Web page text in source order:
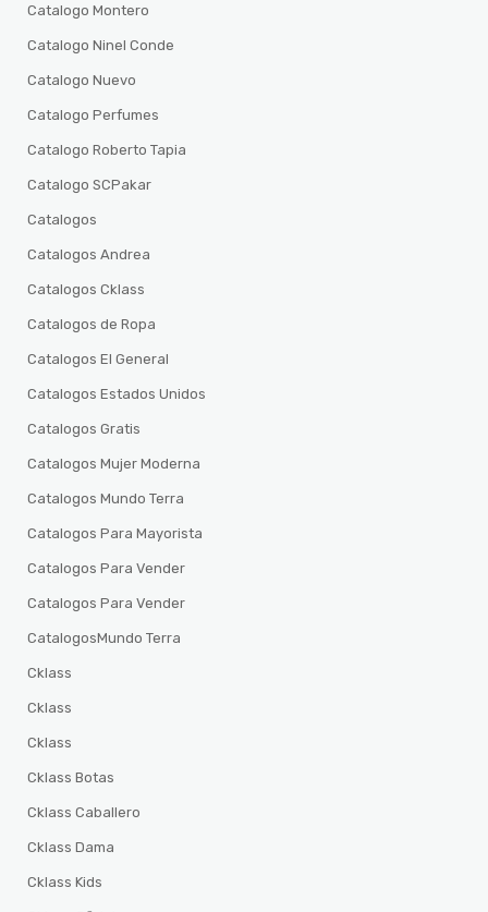
Catalogo Montero
Catalogo Ninel Conde
Catalogo Nuevo
Catalogo Perfumes
Catalogo Roberto Tapia
Catalogo SCPakar
Catalogos
Catalogos Andrea
Catalogos Cklass
Catalogos de Ropa
Catalogos El General
Catalogos Estados Unidos
Catalogos Gratis
Catalogos Mujer Moderna
Catalogos Mundo Terra
Catalogos Para Mayorista
Catalogos Para Vender
Catalogos Para Vender
CatalogosMundo Terra
Cklass
Cklass
Cklass
Cklass Botas
Cklass Caballero
Cklass Dama
Cklass Kids